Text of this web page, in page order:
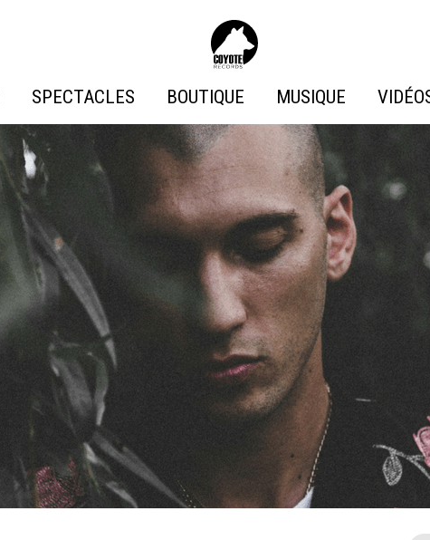
Records
SPECTACLES BOUTIQUE MUSIQUE